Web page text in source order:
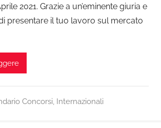
2021. Grazie a un’eminente giuria e
presentare il tuo lavoro sul mercato
Concorsi, Internazionali